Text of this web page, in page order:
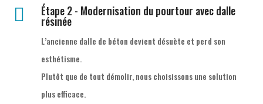
 Étape 2 - Modernisation du pourtour avec dalle
résinée
L’ancienne dalle de béton devient désuète et perd son
esthétisme.
Plutôt que de tout démolir, nous choisissons une solution
plus efficace.